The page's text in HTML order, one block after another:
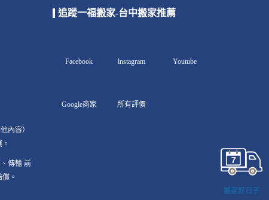
內容）
傳輸 前
。
追蹤一福搬家-台中搬家推薦
Facebook lnstagram Youtube
Google商家 所有評價
搬家好日子